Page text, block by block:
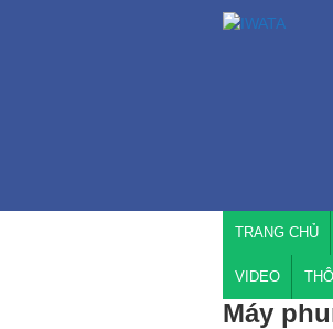
TRANG CHỦ
VIDEO
Máy